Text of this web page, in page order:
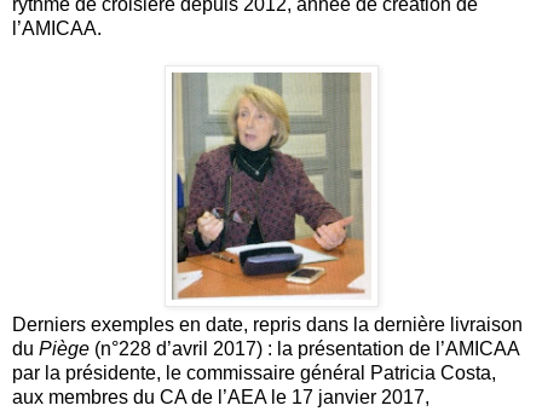
l’AMICAA.
Derniers exemples en date, repris dans la dernière livraison
du Piège (n°228 d’avril 2017) : la présentation de l’AMICAA
par la présidente, le commissaire général Patricia Costa,
aux membres du CA de l’AEA le 17 janvier 2017,